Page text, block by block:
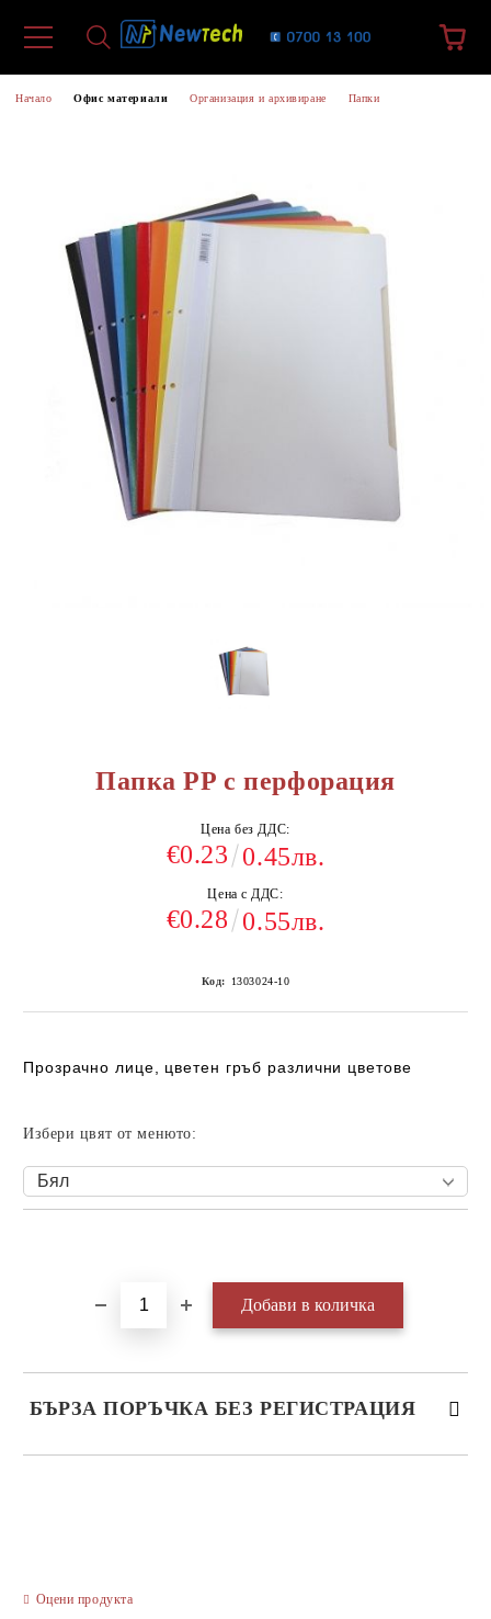
Начало Офис материали Организация и архивиране Папки
Папка PP с перфорация
Цена без ДДС:
€0.23 0.45лв.
Цена с ДДС:
€0.28 0.55лв.
Код: 1303024-10
Прозрачно лице, цветен гръб различни цветове
Избери цвят от менюто:
БЪРЗА ПОРЪЧКА БЕЗ РЕГИСТРАЦИЯ
Оцени продукта